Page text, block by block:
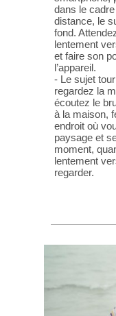
dans le
distance, le
fond.
lentement
et faire son
l’appareil.
- Le sujet
regardez la
écoutez le
à la maison,
endroit où
paysage et
moment,
lentement
regarder.